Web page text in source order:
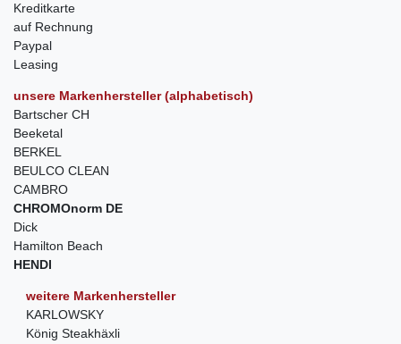
Kreditkarte
auf Rechnung
Paypal
Leasing
unsere Markenhersteller (alphabetisch)
Bartscher CH
Beeketal
BERKEL
BEULCO CLEAN
CAMBRO
CHROMOnorm DE
Dick
Hamilton Beach
HENDI
weitere Markenhersteller
KARLOWSKY
König Steakhäxli